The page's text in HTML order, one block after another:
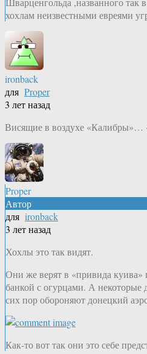
хохлам неизвестными евреями
ironback
для Proper
3 лет назад
Висящие в воздухе «Калибры»…
Proper
Автор
для ironback
3 лет назад
Хохлы это так видят.
Они же верят в «привида
банкой с огурцами. А некоторые
сих пор обороняют донецкий
Как-то вот так они это себе